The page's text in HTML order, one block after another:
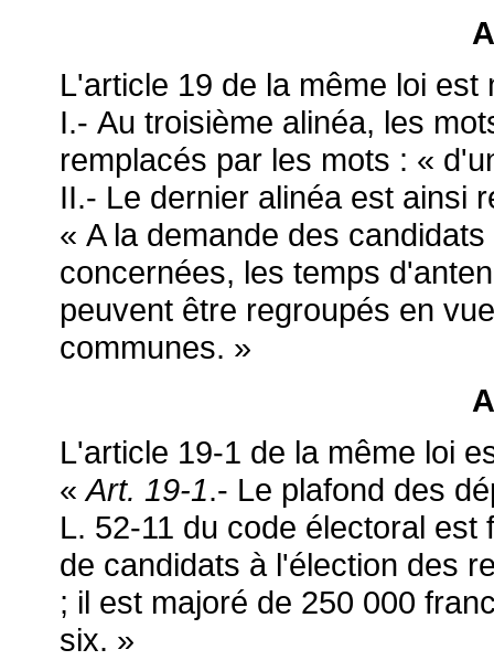
L'article 19 de la même loi est
I.- Au troisième alinéa, les
remplacés par les mots : «
II.- Le dernier alinéa est ainsi
« A la demande des
concernées, les temps
peuvent être regroupés en
communes. »
L'article 19-1 de la même loi
«Art. 19-1.- Le plafond des
L. 52-11 du code électoral
de candidats à l'élection des
; il est majoré de 250 000
six. »